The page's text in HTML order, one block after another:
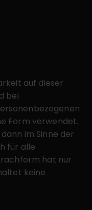
auf dieser
bei
Form verwendet.
im Sinne der
für alle
hat nur
keine